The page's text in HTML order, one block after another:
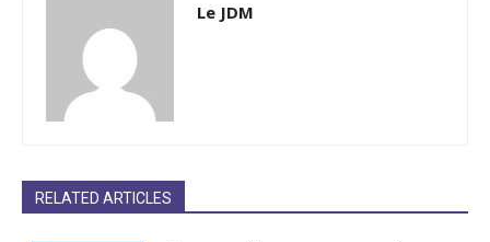
Le JDM
RELATED ARTICLES